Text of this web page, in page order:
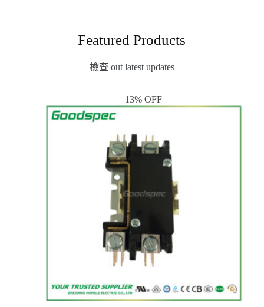
Featured Products
檢查 out latest updates
13% OFF